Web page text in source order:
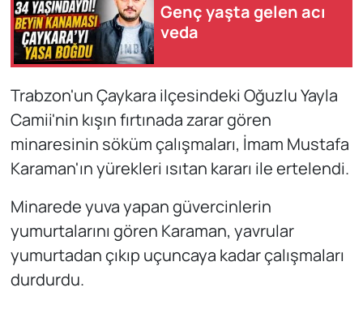
Genç yaşta gelen acı
veda
Trabzon'un Çaykara ilçesindeki Oğuzlu Yayla
Camii'nin kışın fırtınada zarar gören
minaresinin söküm çalışmaları, İmam Mustafa
Karaman'ın yürekleri ısıtan kararı ile ertelendi.
Minarede yuva yapan güvercinlerin
yumurtalarını gören Karaman, yavrular
yumurtadan çıkıp uçuncaya kadar çalışmaları
durdurdu.